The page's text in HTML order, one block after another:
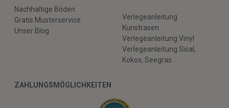
Nachhaltige Böden
Gratis Musterservice
Unser Blog
Verlegeanleitung
Kunstrasen
Verlegeanleitung Vinyl
Verlegeanleitung Sisal,
Kokos, Seegras
ZAHLUNGSMÖGLICHKEITEN